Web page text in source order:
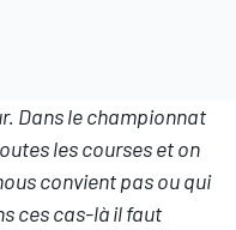
Dans le championnat
les courses et on
convient pas ou qui
ces cas-là il faut